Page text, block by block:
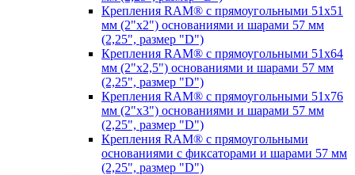
Крепления RAM® с прямоугольными 51х51
мм (2"х2") основаниями и шарами 57 мм
(2,25", размер "D")
Крепления RAM® с прямоугольными 51х64
мм (2"х2,5") основаниями и шарами 57 мм
(2,25", размер "D")
Крепления RAM® с прямоугольными 51х76
мм (2"х3") основаниями и шарами 57 мм
(2,25", размер "D")
Крепления RAM® с прямоугольными
основаниями с фиксаторами и шарами 57 мм
(2,25", размер "D")